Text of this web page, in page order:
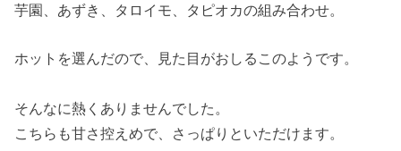
芋園、あずき、タロイモ、タピオカの組み合わせ。
ホットを選んだので、見た目がおしるこのようです。
そんなに熱くありませんでした。
こちらも甘さ控えめで、さっぱりといただけます。